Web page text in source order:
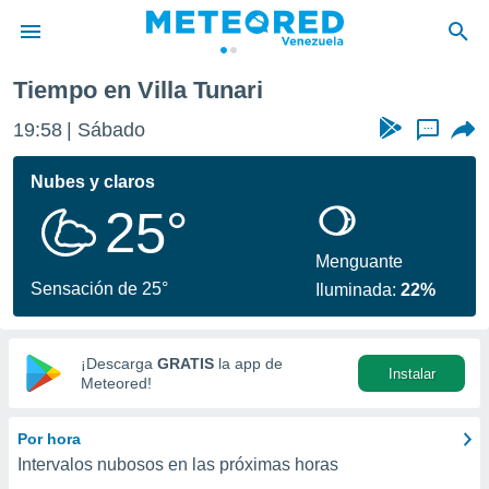
de
ha
calidad.
a este
las
y
digital
basada
Tiempo en Villa Tunari
19:58 Sábado ...
Nubes y claros
25°
Sensación de 25°
Menguante
Iluminada:22%
¡Descarga GRATIS la app de
Meteored!
Instalar
Por hora
Intervalos nubosos en las próximas horas